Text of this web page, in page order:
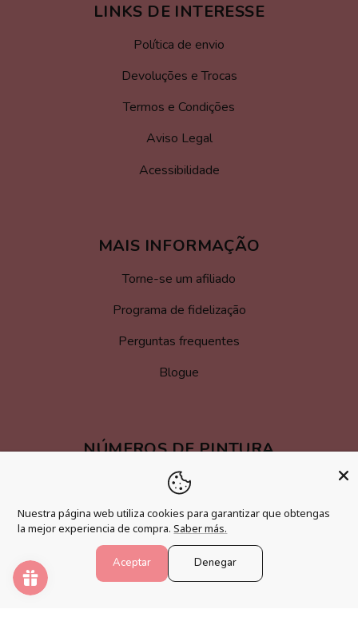
LINKS DE INTERESSE
Política de envio
Devoluções e Trocas
Termos e Condições
Aviso Legal
Acessibilidade
MAIS INFORMAÇÃO
Torne-se um afiliado
Programa de fidelização
Perguntas frequentes
Blogue
NÚMEROS DE PINTURA
Desperte sua criatividade e relaxe sua mente com os
melhores kits de pintura por números.
Formas
de
pagamento
Nuestra página web utiliza cookies para garantizar que obtengas
la mejor experiencia de compra. Saber más.
Aceptar Denegar